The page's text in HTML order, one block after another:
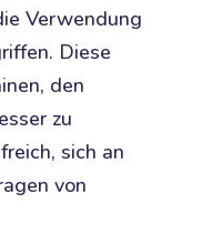
Verwendung
Diese
den
zu
sich an
von